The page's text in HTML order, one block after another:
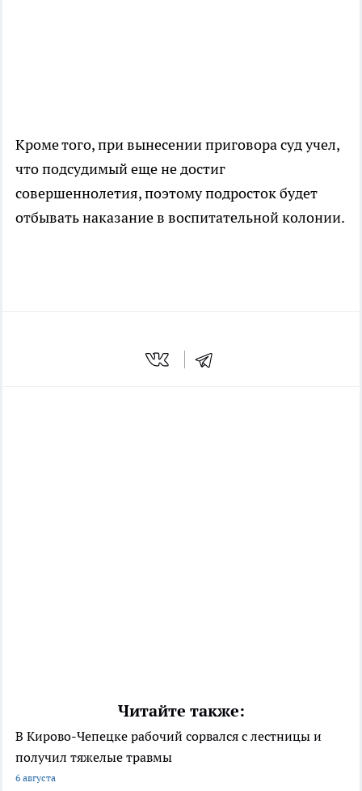
Кроме того, при вынесении приговора суд учел,
что подсудимый еще не достиг
совершеннолетия, поэтому подросток будет
отбывать наказание в воспитательной колонии.
Читайте также:
В Кирово-Чепецке рабочий сорвался с лестницы и
получил тяжелые травмы
6 августа